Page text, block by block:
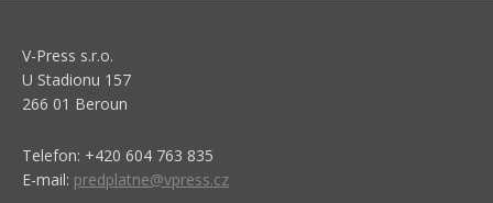
V-Press s.r.o.
U Stadionu 157
266 01 Beroun
Telefon: +420 604 763 835
E-mail: predplatne@vpress.cz